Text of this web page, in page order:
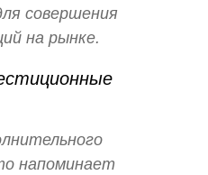
совершения
на рынке.
напоминает